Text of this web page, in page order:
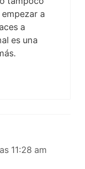
a
a
es una
11:28 am